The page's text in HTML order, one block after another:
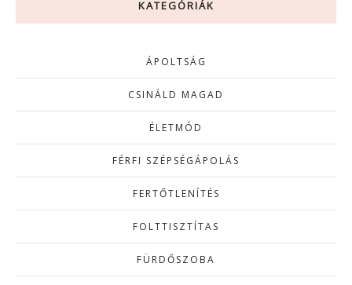
KATEGÓRIÁK
ÁPOLTSÁG
CSINÁLD MAGAD
ÉLETMÓD
FÉRFI SZÉPSÉGÁPOLÁS
FERTŐTLENÍTÉS
FOLTTISZTÍTAS
FÜRDŐSZOBA